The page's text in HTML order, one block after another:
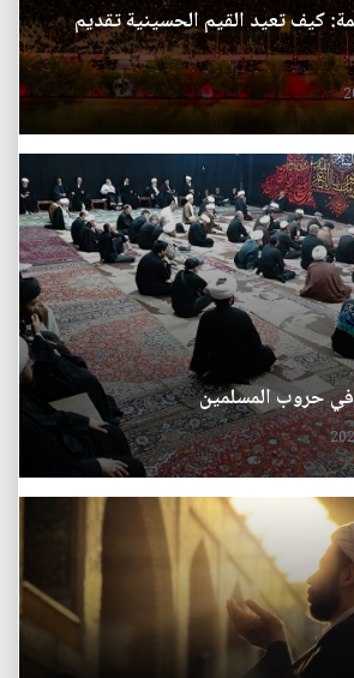
كيف تعيد القيم الحسينية تقديم
حروب المسلمين